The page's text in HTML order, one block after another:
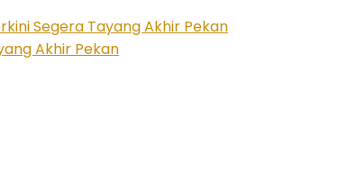
Segera Tayang Akhir Pekan
Akhir Pekan